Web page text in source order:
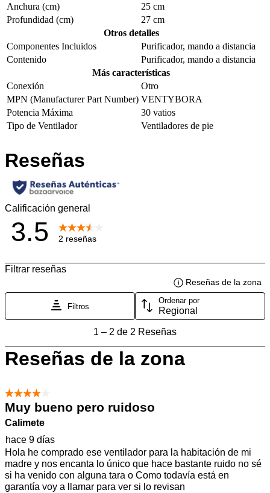
Anchura (cm)
25 cm
Profundidad (cm)
27 cm
Otros detalles
Componentes Incluidos
Purificador, mando a distancia
Contenido
Purificador, mando a distancia
Más características
Conexión
Otro
MPN (Manufacturer Part Number) VENTYBORA
Potencia Máxima
30 vatios
Tipo de Ventilador
Ventiladores de pie